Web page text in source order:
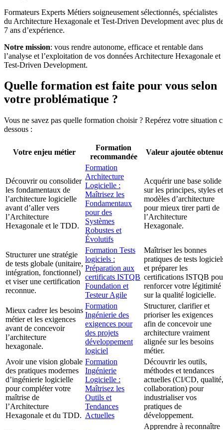
Formateurs Experts Métiers soigneusement sélectionnés, spécialistes
du Architecture Hexagonale et Test-Driven Development avec plus
7 ans d’expérience.
Notre mission: vous rendre autonome, efficace et rentable dans
l’analyse et l’exploitation de vos données Architecture Hexagonale et
Test-Driven Development.
Quelle formation est faite pour vous selon
votre problématique ?
Vous ne savez pas quelle formation choisir ? Repérez votre situation
dessous :
Votre enjeu métier
Formation
recommandée
Valeur ajoutée
Découvrir ou consolider
les fondamentaux de
l’architecture logicielle
avant d’aller vers
l’Architecture
Hexagonale et le TDD.
Formation
Architecture
Logicielle :
Maîtrisez les
Fondamentaux
pour des
Systèmes
Robustes et
Évolutifs
Acquérir une base solide
sur les principes, styles et
modèles d’architecture
pour mieux tirer parti de
l’Architecture
Hexagonale.
Structurer une stratégie
de tests globale (unitaire,
intégration, fonctionnel)
et viser une certification
reconnue.
Formation Tests
logiciels :
Préparation aux
certificats ISTQB
Foundation et
Testeur Agile
Maîtriser les bonnes
pratiques de tests
et préparer les
certifications ISTQB
renforcer votre légitimité
sur la qualité logicielle.
Mieux cadrer les besoins
métier et les exigences
avant de concevoir
l’architecture
hexagonale.
Formation
Ingénierie des
exigences pour
des projets
développement
logiciel
Structurer, clarifier et
prioriser les exigences
afin de concevoir une
architecture vraiment
alignée sur les besoins
métier.
Avoir une vision globale
des pratiques modernes
d’ingénierie logicielle
pour compléter votre
maîtrise de
l’Architecture
Hexagonale et du TDD.
Formation
Ingénierie
Logicielle :
Maîtrisez les
Outils et
Tendances
Actuelles
Découvrir les outils,
méthodes et tendances
actuelles (CI/CD, qualité,
collaboration) pour
industrialiser vos
pratiques de
développement.
Apprendre à reconnaître